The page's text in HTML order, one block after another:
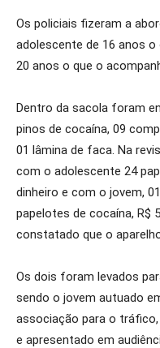
Os policiais fizeram a
adolescente de 16 anos
20 anos o que o
Dentro da sacola foram
pinos de cocaína, 09
01 lâmina de faca. Na
com o adolescente 24
dinheiro e com o jovem,
papelotes de cocaína, R$
constatado que o
Os dois foram levados
sendo o jovem autuado
associação para o
e apresentado em